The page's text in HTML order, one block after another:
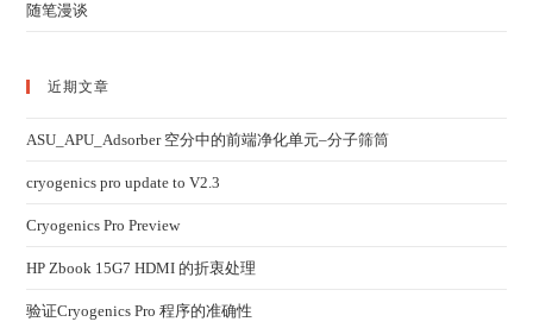
随笔漫谈
近期文章
ASU_APU_Adsorber 空分中的前端净化单元–分子筛筒
cryogenics pro update to V2.3
Cryogenics Pro Preview
HP Zbook 15G7 HDMI 的折衷处理
验证Cryogenics Pro 程序的准确性